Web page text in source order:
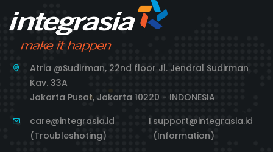
Atria @Sudirman, 22nd floor Jl. Jendral Sudirman
Kav. 33A
Jakarta Pusat, Jakarta 10220 - INDONESIA
care@integrasia.id
(Troubleshoting)
I support@integrasia.id
(Information)